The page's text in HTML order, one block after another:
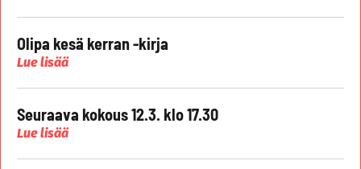
Olipa kesä kerran -kirja
Lue lisää
Seuraava kokous 12.3. klo 17.30
Lue lisää